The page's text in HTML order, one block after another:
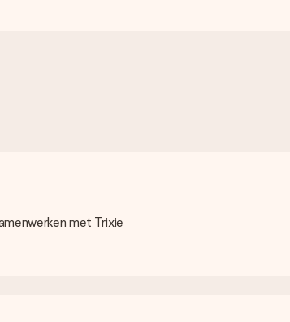
kleur, maar je ziet die niet op de website
in?
met Trixie